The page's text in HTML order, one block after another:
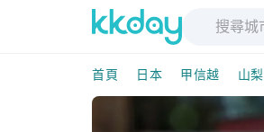
首頁 日本 甲信越 山梨